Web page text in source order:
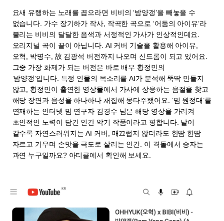
요새 유행하는 노래를 꼽으라면 비비의 ‘밤양갱’을 빼놓을 수
없습니다. 가수 장기하가 작사, 작곡한 곡으로 ‘어둠의 아이유’라
불리는 비비의 달달한 음색과 서정적인 가사가 인상적인데요.
오리지널 곡이 끝이 아닙니다. AI 커버 기술을 활용해 아이유,
오혁, 박명수, 故 김광석 버전까지 나오며 신드롬이 되고 있어요.
그중 가장 화제가 되는 버전은 바로 배우 황정민의
‘밤양갱’입니다. 특정 인물의 목소리를 AI가 분석해 뚝딱 만들지
않고, 황정민이 출연한 영상물에서 가사에 상응하는 음절을 찾고
해당 장면과 음성을 하나하나 채집해 몽타주했어요. ‘밈 원정대’를
연재하는 인터넷 밈 연구자 김경수 님은 해당 영상을 가리켜
초인적인 노력이 담긴 인간 악기 작품이라고 평합니다. 날이
갈수록 자연스러워지는 AI 커버, 매끄럽지 않더라도 한땀 한땀
자르고 기우며 손맛을 극도로 살리는 인간. 이 격돌에서 승자는
과연 누구일까요? 아티클에서 확인해 보세요.